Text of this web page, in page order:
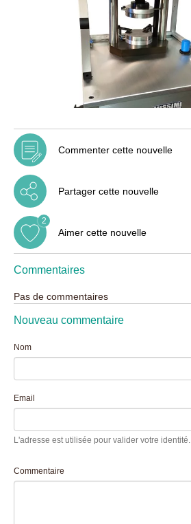
Commenter cette nouvelle
Partager cette nouvelle
Aimer cette nouvelle
2
Commentaires
Pas de commentaires
Nouveau commentaire
Nom
Email
L'adresse est utilisée pour valider votre identité.
Commentaire